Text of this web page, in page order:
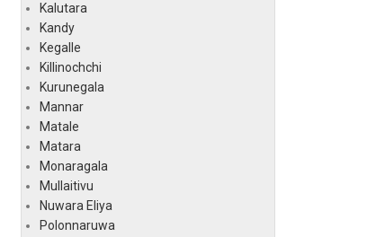
Kalutara
Kandy
Kegalle
Killinochchi
Kurunegala
Mannar
Matale
Matara
Monaragala
Mullaitivu
Nuwara Eliya
Polonnaruwa